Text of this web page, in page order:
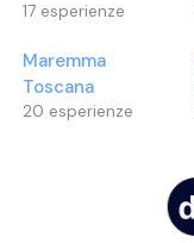
17 esperienze
Maremma
Toscana
20 esperienze